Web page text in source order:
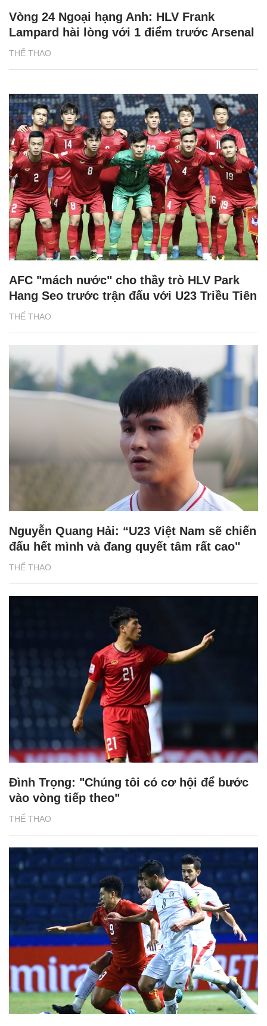
THỂ THAO
Vòng 24 Ngoại hạng Anh: HLV Frank
Lampard hài lòng với 1 điểm trước Arsenal
THỂ THAO
AFC "mách nước" cho thầy trò HLV Park
Hang Seo trước trận đấu với U23 Triều Tiên
THỂ THAO
Nguyễn Quang Hải: “U23 Việt Nam sẽ chiến
đấu hết mình và đang quyết tâm rất cao"
THỂ THAO
Đình Trọng: "Chúng tôi có cơ hội để bước
vào vòng tiếp theo"